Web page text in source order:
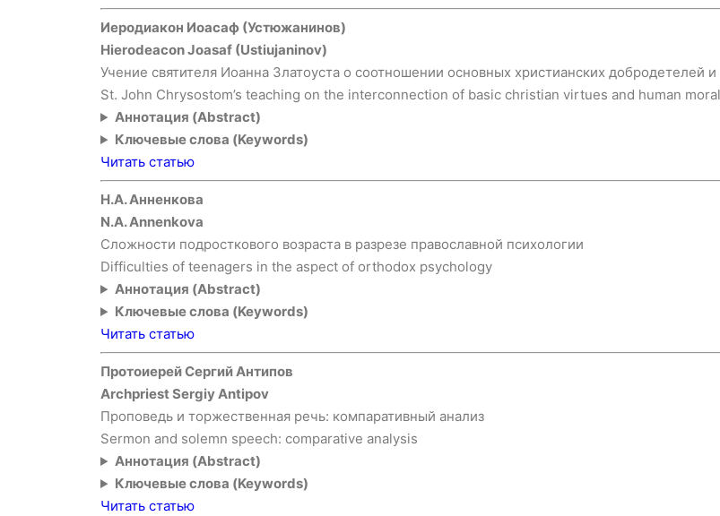
Иеродиакон Иоасаф (Устюжанинов)
Hierodeacon Joasaf (Ustiujaninov)
Учение святителя Иоанна Златоуста о соотношении основных христианских добродетелей
St. John Chrysostom’s teaching on the interconnection of basic christian virtues and human
Аннотация (Abstract)
Ключевые слова (Keywords)
Читать статью
Н.А. Анненкова
N.A. Annenkova
Сложности подросткового возраста в разрезе православной психологии
Difficulties of teenagers in the aspect of orthodox psychology
Аннотация (Abstract)
Ключевые слова (Keywords)
Читать статью
Протоиерей Сергий Антипов
Archpriest Sergiy Antipov
Проповедь и торжественная речь: компаративный анализ
Sermon and solemn speech: comparative analysis
Аннотация (Abstract)
Ключевые слова (Keywords)
Читать статью